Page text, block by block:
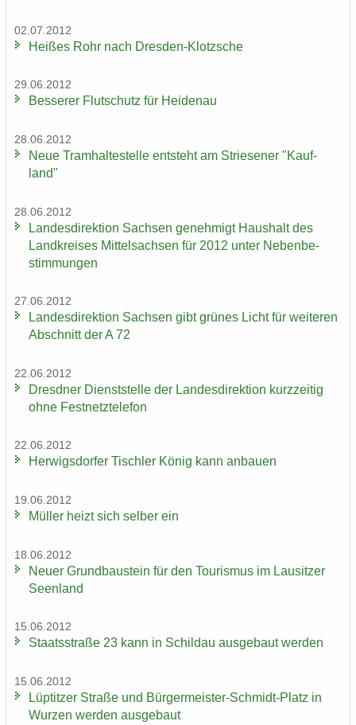
02.07.2012
Hei­ßes Rohr nach Dresden-​Klotzsche
29.06.2012
Bes­se­rer Flut­schutz für Hei­den­au
28.06.2012
Neue Tram­hal­te­stel­le ent­steht am Strie­se­ner "Kauf­
land"
28.06.2012
Lan­des­di­rek­ti­on Sach­sen ge­neh­migt Haus­halt des
Land­krei­ses Mit­tel­sach­sen für 2012 unter Ne­ben­be­
stim­mun­gen
27.06.2012
Lan­des­di­rek­ti­on Sach­sen gibt grü­nes Licht für wei­te­ren
Ab­schnitt der A 72
22.06.2012
Dresd­ner Dienst­stel­le der Lan­des­di­rek­ti­on kurz­zei­tig
ohne Fest­netz­te­le­fon
22.06.2012
Her­wigs­dor­fer Tisch­ler König kann an­bau­en
19.06.2012
Mül­ler heizt sich sel­ber ein
18.06.2012
Neuer Grund­bau­stein für den Tou­ris­mus im Lau­sit­zer
Se­en­land
15.06.2012
Staats­stra­ße 23 kann in Schildau aus­ge­baut wer­den
15.06.2012
Lüp­tit­zer Stra­ße und Bürgermeister-​Schmidt-Platz in
Wur­zen wer­den aus­ge­baut